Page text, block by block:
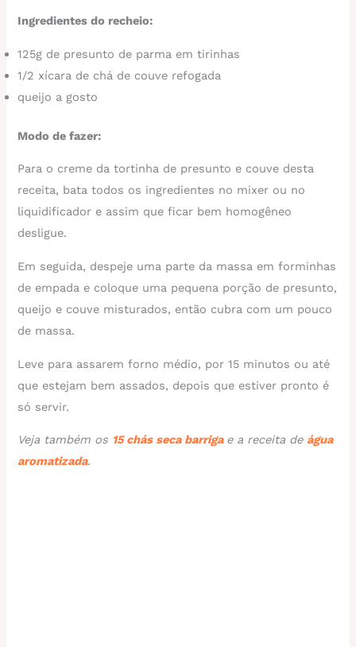
Ingredientes do recheio:
125g de presunto de parma em tirinhas
1/2 xícara de chá de couve refogada
queijo a gosto
Modo de fazer:
Para o creme da tortinha de presunto e couve desta
receita, bata todos os ingredientes no mixer ou no
liquidificador e assim que ficar bem homogêneo
desligue.
Em seguida, despeje uma parte da massa em forminhas
de empada e coloque uma pequena porção de presunto,
queijo e couve misturados, então cubra com um pouco
de massa.
Leve para assarem forno médio, por 15 minutos ou até
que estejam bem assados, depois que estiver pronto é
só servir.
Veja também os 15 chás seca barriga e a receita de água
aromatizada.